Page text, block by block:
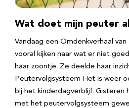
Wat doet mijn peuter
Vandaag een Omdenkverhaal
vooral kijken naar wat er niet
haar zoontje. Ze deelde haar
Peutervolgsysteem Het is weer
bij het kinderdagverblijf.
met het peutervolgsysteem